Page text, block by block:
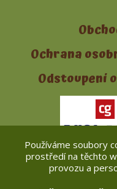
Ochrana
Odstoupení
e-mail:
Používáme soubory
prostředí na těchto
provozu a